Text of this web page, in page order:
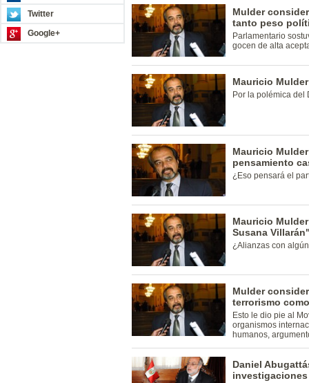
Twitter
Google+
Mulder
tanto peso
Parlamentario
gocen de alta
Mauricio
Por la polémica del
Mauricio
pensamiento
¿Eso pensará el
Mauricio
Susana
¿Alianzas con
Mulder
terrorismo
Esto le dio pie al
organismos
humanos,
Daniel